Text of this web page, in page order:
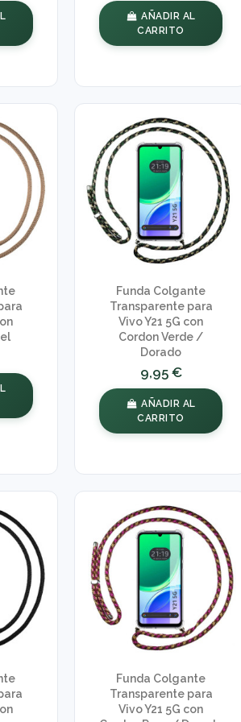
AÑADIR AL
CARRITO
Funda Colgante
Transparente para
Vivo Y21 5G con
Cordon Verde /
Dorado
9,95 €
AÑADIR AL
CARRITO
Funda Colgante
Transparente para
Vivo Y21 5G con